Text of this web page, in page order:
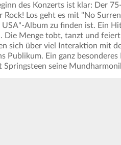
des Konzerts ist klar: Der
Rock! Los geht es mit "No
Album zu finden ist. Ein
Die Menge tobt, tanzt und
sich über viel Interaktion mit
Publikum. Ein ganz
Springsteen seine